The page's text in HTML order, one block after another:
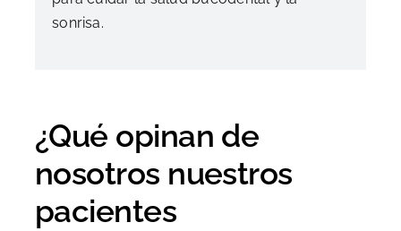
sonrisa.
¿Qué opinan de
nosotros nuestros
pacientes